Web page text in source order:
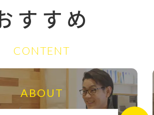
すすめ
CONTENT
ABOUT